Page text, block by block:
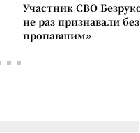
Участник СВО
не раз признавали
пропавшим»